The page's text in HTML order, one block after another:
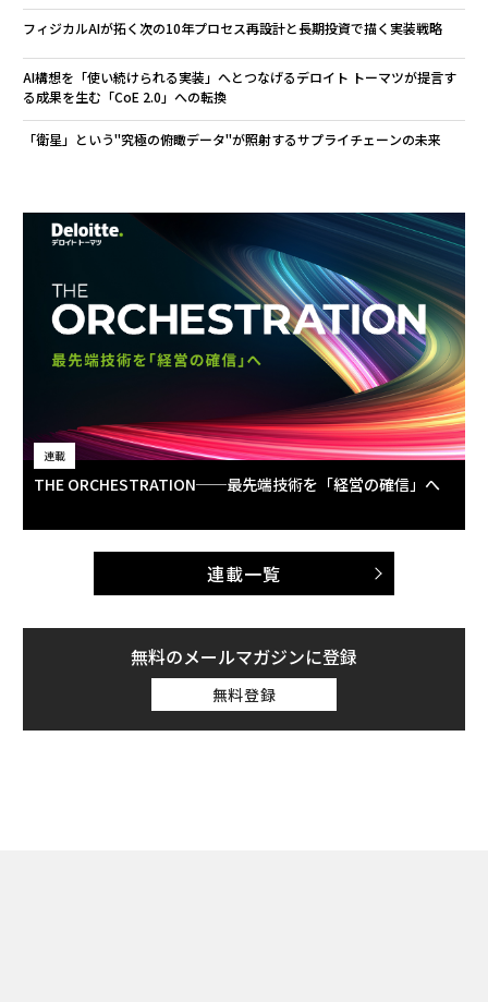
フィジカルAIが拓く次の10年――プロセス再設計と長期投資で描く実装戦略
AI構想を「使い続けられる実装」へとつなげる――デロイト トーマツが提言す
る成果を生む「CoE 2.0」への転換
「衛星」という"究極の俯瞰データ"が照射するサプライチェーンの未来
連載
THE ORCHESTRATION──最先端技術を「経営の確信」へ
連載一覧
無料のメールマガジンに登録
無料登録